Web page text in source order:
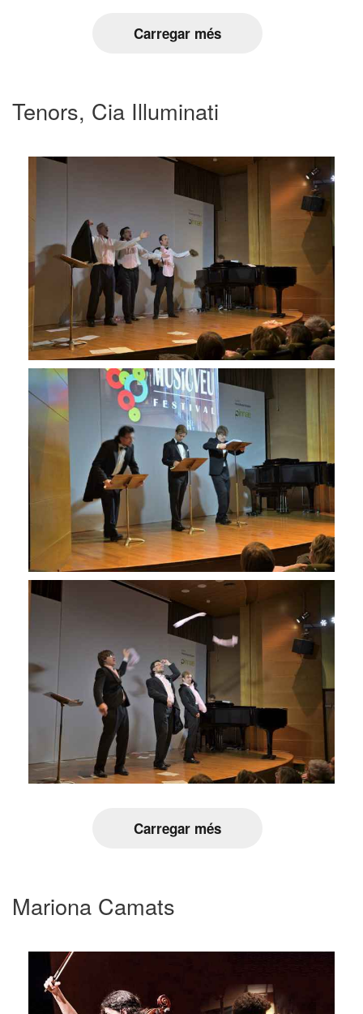
Carregar més
Tenors, Cia Illuminati
Carregar més
Mariona Camats